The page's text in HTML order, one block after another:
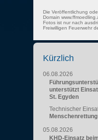
Die Veröffentlichung
Domain
Fotos ist nur nach
Freiwilligen Feuerwehr
Kürzlich
06.08.2026
unterstützt
St. Egyden
Technischer
05.08.2026
KHD-Einsatz